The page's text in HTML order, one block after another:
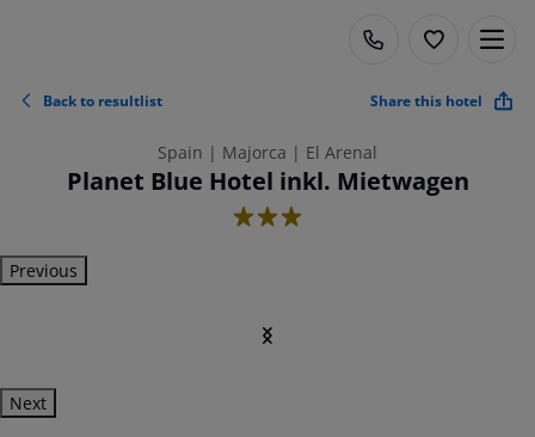
Back to resultlist Share this hotel
Spain | Majorca | El Arenal
Planet Blue Hotel inkl. Mietwagen
3
Previous
Next